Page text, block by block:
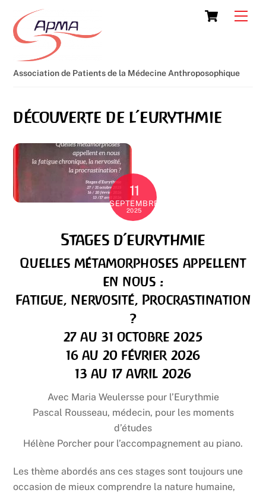
content
Cart
Association de Patients de la Médecine Anthroposophique
découverte de l’eurythmie
11
SEPTEMBRE
2025
Stages d’eurythmie
Quelles métamorphoses appellent
en nous :
Fatigue, Nervosité, Procrastination
?
27 au 31 octobre 2025
16 au 20 février 2026
13 au 17 avril 2026
Avec Maria Weulersse pour l’Eurythmie
Pascal Rousseau, médecin, pour les moments
d’études
Hélène Porcher pour l’accompagnement au piano.
Les thème abordés ans ces stages sont toujours une
occasion de mieux comprendre la nature humaine,